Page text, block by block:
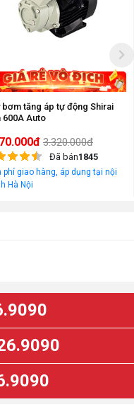
bơm tăng áp tự động Shirai
600A Auto
3.320.000đ
Đã bán1845
phí giao hàng, áp dụng tại nội
Hà Nội